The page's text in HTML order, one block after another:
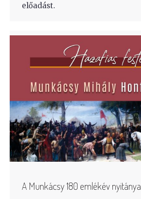
előadást.
A Munkácsy 180 emlékév nyitánya